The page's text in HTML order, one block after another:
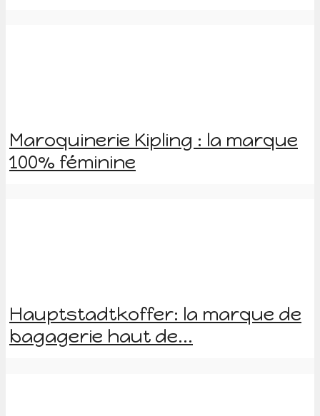
Maroquinerie Kipling : la marque
100% féminine
Hauptstadtkoffer: la marque de
bagagerie haut de...